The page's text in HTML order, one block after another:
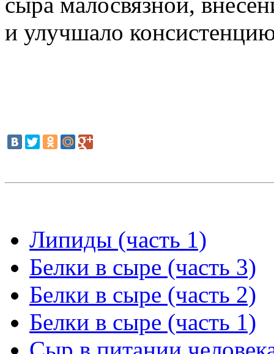
и улучшало
Липиды (часть 1)
Белки в сыре (часть 3)
Белки в сыре (часть 2)
Белки в сыре (часть 1)